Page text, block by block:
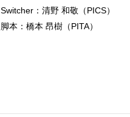
Switcher：清野 和敬（PICS）
脚本：橋本 昂樹（PITA）